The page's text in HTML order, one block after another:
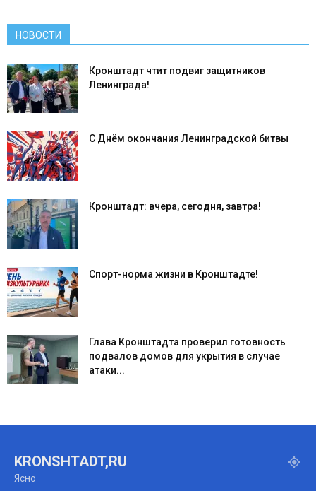
НОВОСТИ
Кронштадт чтит подвиг защитников
Ленинграда!
С Днём окончания Ленинградской битвы
Кронштадт: вчера, сегодня, завтра!
Спорт-норма жизни в Кронштадте!
Глава Кронштадта проверил готовность
подвалов домов для укрытия в случае
атаки...
KRONSHTADT,RU
Ясно